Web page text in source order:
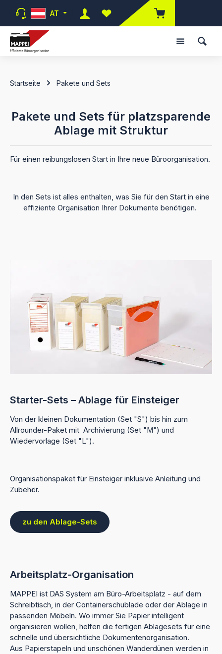
Zum Hauptinhalt springen
AT
Du hast 0 Produkte auf dem
Startseite Pakete und Sets
Pakete und Sets für platzsparende
Ablage mit Struktur
Für einen reibungslosen Start in Ihre neue Büroorganisation.
In den Sets ist alles enthalten, was Sie für den Start in eine
effiziente Organisation Ihrer Dokumente benötigen.
Starter-Sets – Ablage für Einsteiger
Von der kleinen Dokumentation (Set "S") bis hin zum
Allrounder-Paket mit Archivierung (Set "M") und
Wiedervorlage (Set "L").
Organisationspaket für Einsteiger inklusive Anleitung und
Zubehör.
zu den Ablage-Sets
Arbeitsplatz-Organisation
MAPPEI ist DAS System am Büro-Arbeitsplatz - auf dem
Schreibtisch, in der Containerschublade oder der Ablage in
passenden Möbeln. Wo immer Sie Papier intelligent
organisieren wollen, helfen die fertigen Ablagesets für eine
schnelle und übersichtliche Dokumentenorganisation.
Aus Papierstapeln und unschönen Wanderdünen werden in